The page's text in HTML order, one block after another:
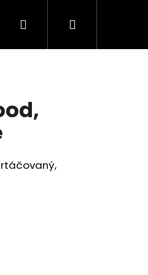
Fasády Řezivo
PřihlášeníNákupní